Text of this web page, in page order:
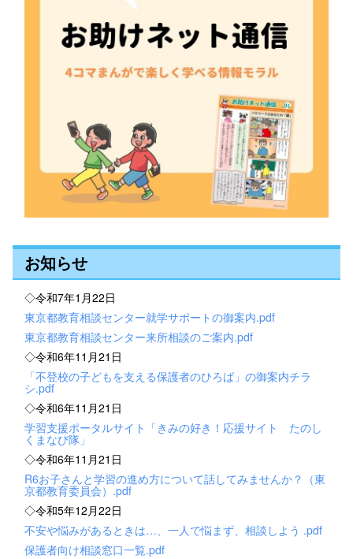
お知らせ
◇令和7年1月22日
東京都教育相談センター就学サポートの御案内.pdf
東京都教育相談センター来所相談のご案内.pdf
◇令和6年11月21日
「不登校の子どもを支える保護者のひろば」の御案内チラ
シ.pdf
◇令和6年11月21日
学習支援ポータルサイト「きみの好き！応援サイト たのし
くまなび隊」
◇令和6年11月21日
R6お子さんと学習の進め方について話してみませんか？（東
京都教育委員会）.pdf
◇令和5年12月22日
不安や悩みがあるときは…、一人で悩まず、相談しよう .pdf
保護者向け相談窓口一覧.pdf